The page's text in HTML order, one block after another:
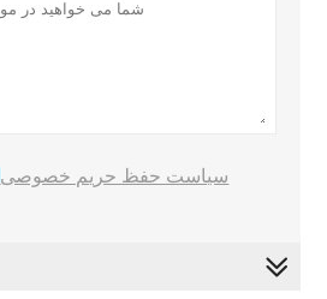
سیاست حفظ حریم خصوصی